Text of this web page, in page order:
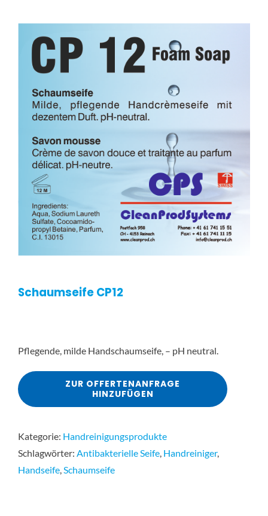
Schaumseife CP12
Pflegende, milde Handschaumseife, – pH neutral.
ZUR OFFERTENANFRAGE
HINZUFÜGEN
Kategorie: Handreinigungsprodukte
Schlagwörter: Antibakterielle Seife, Handreiniger,
Handseife,Schaumseife